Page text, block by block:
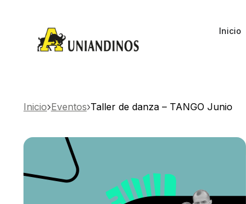
Inicio
Inicio Eventos Taller de danza – TANGO Junio